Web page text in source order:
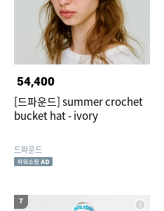
54,400
[드파운드] summer crochet
bucket hat - ivory
드파운드
7